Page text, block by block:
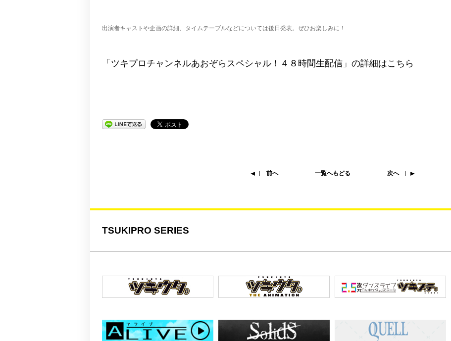
出演者キャストや企画の詳細、タイムテーブルなどについては後日発表。ぜひお楽しみに！
「ツキプロチャンネルあおぞらスペシャル！４８時間生配信」の詳細はこちら
前へ 一覧へもどる 次へ
TSUKIPRO SERIES